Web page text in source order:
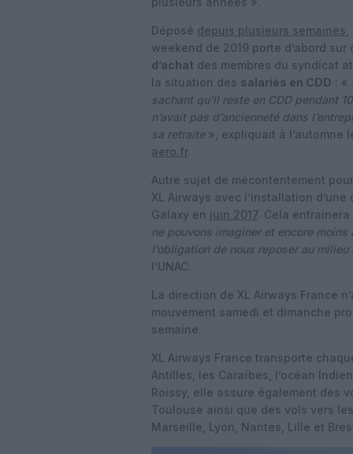
Déposé depuis plusieurs semaines
weekend de 2019 porte d’abord
d’achat des membres du syndicat
la situation des salariés en CDD : «
sachant qu’il reste en CDD pendant
n’avait pas d’ancienneté dans
sa retraite », expliquait à l’automne
aero.fr.
Autre sujet de mécontentement
XL Airways avec l’installation
Galaxy en juin 2017. Cela entrainera
ne pouvons imaginer et encore
l’obligation de nous reposer au
l’UNAC.
La direction de XL Airways France
mouvement samedi et dimanche
semaine.
XL Airways France transporte
Antilles, les Caraïbes, l’océan
Roissy, elle assure également des
Toulouse ainsi que des vols vers
Marseille, Lyon, Nantes, Lille et